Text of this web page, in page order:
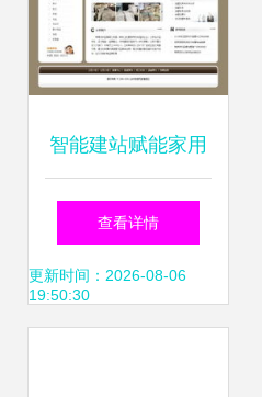
智能建站赋能家用
纺织品企业 如何快
速打造专业官网并
查看详情
更新时间：2026-08-06
19:50:30